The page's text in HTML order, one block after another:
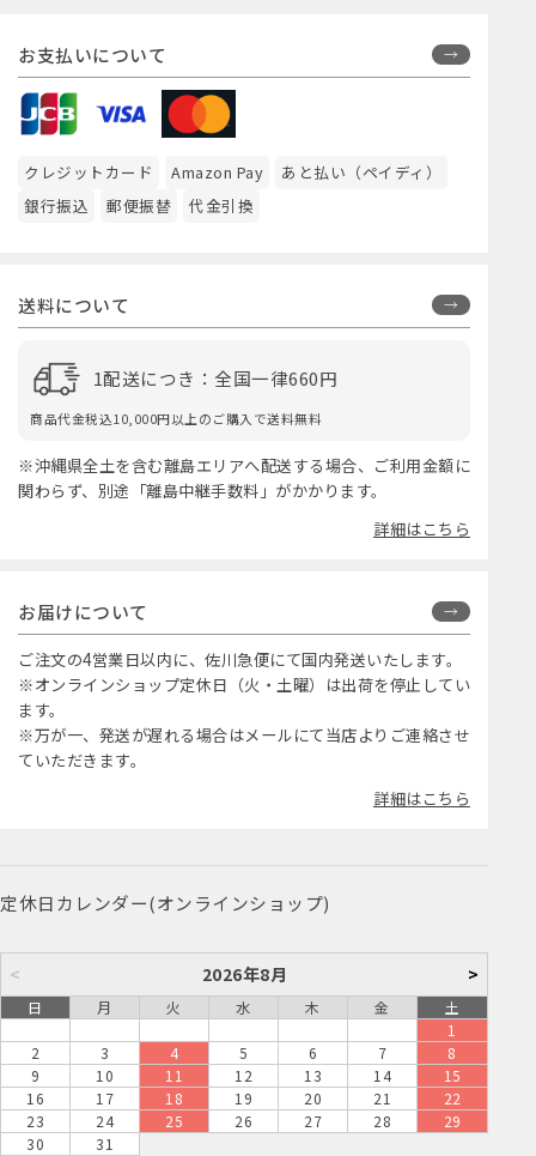
お支払いについて
クレジットカード Amazon Pay
あと払い（ペイディ）
銀行振込
郵便振替 代金引換
送料について
1配送につき：全国一律660円
商品代金税込10,000円以上のご購入で送料無料
※沖縄県全土を含む離島エリアへ配送する場合、ご利用金額に
関わらず、別途「離島中継手数料」がかかります。
詳細はこちら
お届けについて
ご注文の4営業日以内に、佐川急便にて国内発送いたします。
※オンラインショップ定休日（火・土曜）は出荷を停止してい
ます。
※万が一、発送が遅れる場合はメールにて当店よりご連絡させ
ていただきます。
詳細はこちら
定休日カレンダー(オンラインショップ)
< 2026年8月 >
日 月 火 水 木 金
土
1
2
3 4 5 6 7
8
9
10 11 12 13 14
15
16
17 18 19 20 21
22
23
24 25 26 27 28
29
30
31